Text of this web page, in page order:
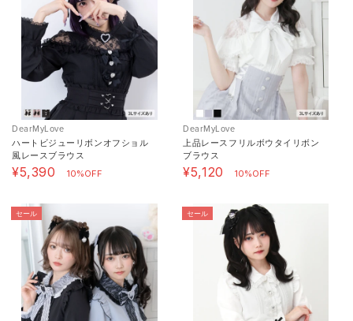
DearMyLove
ハートビジューリボンオフショル
風レースブラウス
¥5,390 10%OFF
DearMyLove
上品レースフリルボウタイリボン
ブラウス
¥5,120 10%OFF
セール セール